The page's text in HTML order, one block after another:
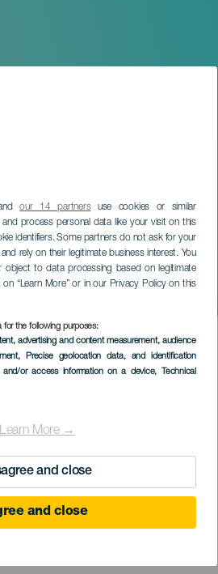
our 14 partnersuse cookies or similar
process personal data like your visit on this
identifiers. Some partners do not ask for your
rely on their legitimate business interest. You
object to data processing based on legitimate
“Learn More” or in our Privacy Policy on this
for the following purposes:
advertising and content measurement, audience
, Precise geolocation data, and identification
or access information on a device, Technical
Learn More →
and close
and close
kerékpártúra